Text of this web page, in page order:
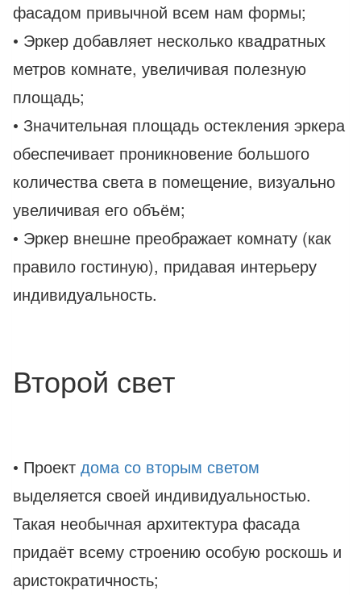
фасадом привычной всем нам формы;
• Эркер добавляет несколько квадратных
метров комнате, увеличивая полезную
площадь;
• Значительная площадь остекления эркера
обеспечивает проникновение большого
количества света в помещение, визуально
увеличивая его объём;
• Эркер внешне преображает комнату (как
правило гостиную), придавая интерьеру
индивидуальность.
Второй свет
• Проект дома со вторым светом
выделяется своей индивидуальностью.
Такая необычная архитектура фасада
придаёт всему строению особую роскошь и
аристократичность;